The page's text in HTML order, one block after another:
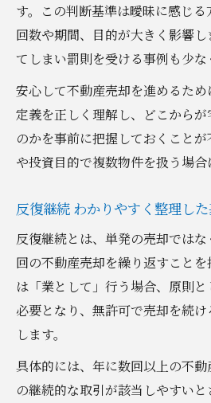
不動産売却における三
反復継続性の判断材料
業として見なされない売却
不動産売却を業として
夫
反復継続 回数の目安と
宅 建 業法 反復継続 判
反復継続 不動産の境界
短期間で複数回の売却はな
短期間の不動産売却が
反復継続 不動産 罰則の
る
反復継続 売買で注意す
す。この判断基準は曖昧に感じ
回数や期間、目的が大きく影響
てしまい罰則を受ける事例も少な
安心して不動産売却を進めるた
定義を正しく理解し、どこから
のかを事前に把握しておくこと
や投資目的で複数物件を扱う場合
反復継続 わかりやすく整理し
反復継続とは、単発の売却では
回の不動産売却を繰り返すこと
は「業として」行う場合、原則
必要となり、無許可で売却を続
します。
具体的には、年に数回以上の不
の継続的な取引が該当しやすい